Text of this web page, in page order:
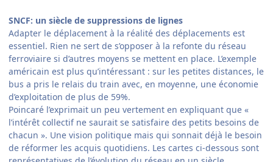
SNCF: un siècle de suppressions de lignes
Adapter le déplacement à la réalité des déplacements est
essentiel. Rien ne sert de s’opposer à la refonte du réseau
ferroviaire si d’autres moyens se mettent en place. L’exemple
américain est plus qu’intéressant : sur les petites distances, le
bus a pris le relais du train avec, en moyenne, une économie
d’exploitation de plus de 59%.
Poincaré l’exprimait un peu vertement en expliquant que «
l’intérêt collectif ne saurait se satisfaire des petits besoins de
chacun ». Une vision politique mais qui sonnait déjà le besoin
de réformer les acquis quotidiens. Les cartes ci-dessous sont